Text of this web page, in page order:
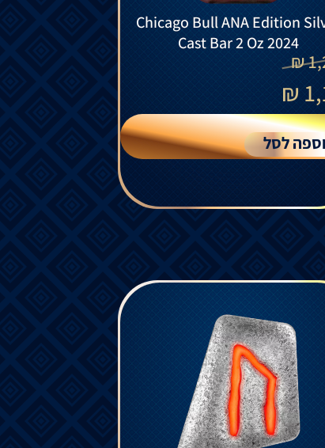
Chicago Bull ANA Edition
Cast Bar 2 Oz 2024
₪
₪
לסל